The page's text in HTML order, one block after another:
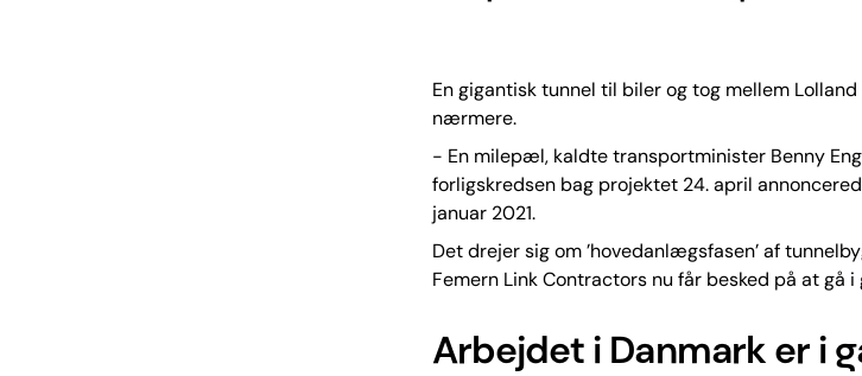
En gigantisk tunnel til biler og tog mellem
nærmere.
- En milepæl, kaldte transportminister Benny
forligskredsen bag projektet 24. april
januar 2021.
Det drejer sig om ’hovedanlægsfasen’ af
Femern Link Contractors nu får besked på at gå i
Arbejdet i Danmark er i